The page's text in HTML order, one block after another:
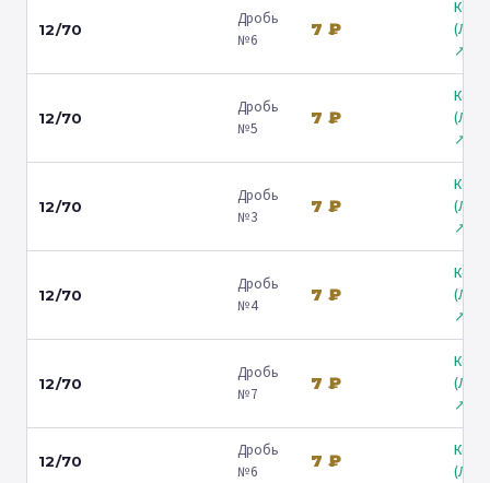
12/70
Дробь
№6
7 ₽
↗
12/70
Дробь
№5
7 ₽
↗
12/70
Дробь
№3
7 ₽
↗
12/70
Дробь
№4
7 ₽
↗
12/70
Дробь
№7
7 ₽
↗
12/70
Дробь
№6
7 ₽